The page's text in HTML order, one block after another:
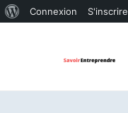
Connexion S'inscrire